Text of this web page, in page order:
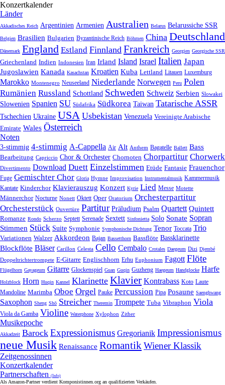
Konzertkalender
Länder
Akkadisches Reich Argentinien Armenien Australien Belarus Belarussiche SSR
Belgien Brasilien Bulgarien Byzantinische Reich Böhmen China Deutschland
Dänemark England Estland Finnland Frankreich Georgien Georgische SSR
Griechenland Indien Indonesien Iran Irland Island Israel Italien Japan
Jugoslawien Kanada Kasachstan Kroatien Kuba Lettland Litauen Luxemburg
Marokko Montenegro Neuseeland Niederlande Norwegen Peru Polen
Rumänien Russland Schottland Schweden Schweiz Serbien Slowakei
Slowenien Spanien SU Südafrika Südkorea Taiwan Tatarische ASSR
Tschechien Ukraine USA Usbekistan Venezuela Vereinigte Arabische
Emirate Wales Österreich
Noten
3-stimmig 4-stimmig A-Cappella Air Alt Anthem Bagatelle Ballett Bass
Bearbeitung Capriccio Chor & Orchester Chornoten Chorpartitur Chorwerk
Divertimento Download Duett Einzelstimmen Etüde Fantasie Frauenchor
Fuge Gemischter Chor Gloria Hymne Improvisation Instrumentalmusik Kammermusik
Kantate Kinderchor Klavierauszug Konzert Kyrie Lied Messe Motette
Männerchor Nocturne Nonett Oktett Oper Oratorium Orchesterpartitur
Orchesterstück Ouvertüre Partitur Präludium Psalm Quartett Quintett
Romanze Rondo Scherzo Septett Serenade Sextett Sinfonietta Solo Sonate Sopran
Stimmen Stück Suite Symphonie Symphonische Dichtung Tenor Toccata Trio
Variationen Walzer Akkordeon Bajan Bassetthorn Bassflöte Bassklarinette
Blockflöte Bläser Carillon Celesta Cello Cembalo Crotales Daegeum Dizi Djembé
Doppeltrichtertrompete E-Gitarre Englischhorn Erhu Euphonium Fagott Flöte
Flügelhorn Gayageum Gitarre Glockenspiel Guan Guqin Guzheng Haegeum Handglocke Harfe
Holzblock Horn Huqin Kannel Klarinette Klavier Kontrabass Koto Laute
Mandoline Marimba Oboe Orgel Pauke Percussion Pipa Posaune Saenghwang
Saxophon Sheng Shō Streicher Theremin Trompete Tuba Vibraphon Viola
Viola da Gamba Violine Waterphone Xylophon Zither
Musikepoche
Akkadzeit Barock Expressionismus Gregorianik Impressionismus
neue Musik Renaissance RomantikWiener Klassik
Zeitgenossinnen
Konzertkalender
Partnerschaften (Info)
Als Amazon-Partner verdient Komponistinnen.org an qualifizierten Verkäufen.